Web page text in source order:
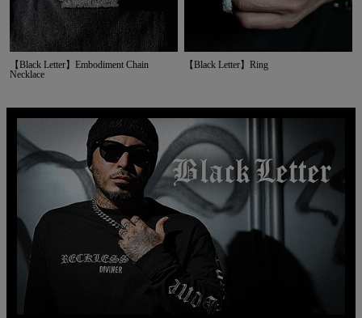
【Black Letter】Embodiment Chain
Necklace
【Black Letter】Ring